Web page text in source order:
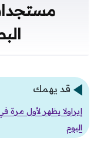
قد يهمك
إيراولا يظهر لأول مرة
اليوم